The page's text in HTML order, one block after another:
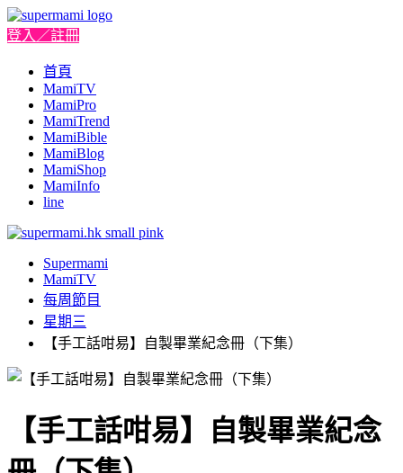
登入／註冊
首頁
MamiTV
MamiPro
MamiTrend
MamiBible
MamiBlog
MamiShop
MamiInfo
line
Supermami
MamiTV
每周節目
星期三
【手工話咁易】自製畢業紀念冊（下集）
【手工話咁易】自製畢業紀念